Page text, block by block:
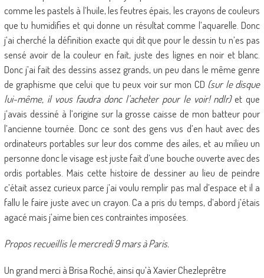
comme les pastels à l’huile, les feutres épais, les crayons de couleurs
que tu humidifies et qui donne un résultat comme l’aquarelle. Donc
j’ai cherché la définition exacte qui dit que pour le dessin tu n’es pas
sensé avoir de la couleur en fait, juste des lignes en noir et blanc.
Donc j’ai fait des dessins assez grands, un peu dans le même genre
de graphisme que celui que tu peux voir sur mon CD (sur le disque
lui-même, il vous faudra donc l’acheter pour le voir! ndlr)et que
j’avais dessiné à l’origine sur la grosse caisse de mon batteur pour
l’ancienne tournée. Donc ce sont des gens vus d’en haut avec des
ordinateurs portables sur leur dos comme des ailes, et au milieu un
personne donc le visage est juste fait d’une bouche ouverte avec des
ordis portables. Mais cette histoire de dessiner au lieu de peindre
c’était assez curieux parce j’ai voulu remplir pas mal d’espace et il a
fallu le faire juste avec un crayon. Ca a pris du temps, d’abord j’étais
agacé mais j’aime bien ces contraintes imposées.
Propos recueillis le mercredi 9 mars à Paris.
Un grand merci à Brisa Roché, ainsi qu’à Xavier Chezleprêtre